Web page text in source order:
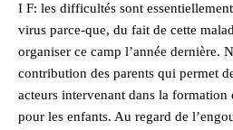
I F: les difficultés sont
virus parce-que, du fait de cette
organiser ce camp l’année dernière.
contribution des parents qui permet
acteurs intervenant dans la formation
pour les enfants. Au regard de